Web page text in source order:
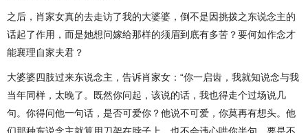
之后，肖家女真的去走访了我的大婆婆，倒不是因挑拨之东说念主的
话起了作用，而是她想问嫁给那样的须眉到底有多苦？要何如作念才
能襄理自家夫君？
大婆婆四肢过来东说念主，告诉肖家女：“你一启齿，我就知说念与我
当年同样，太晚了。既然你问起，该说的话，我也得走个过场说几
句。你得问他一句话，是否可爱你？他说不可爱，你莫再有想头。他